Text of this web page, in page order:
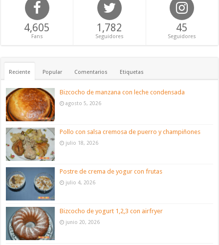
4,605
Fans
1,782
Seguidores
45
Seguidores
Reciente Popular Comentarios Etiquetas
Bizcocho de manzana con leche condensada
agosto 5, 2026
Pollo con salsa cremosa de puerro y champiñones
julio 18, 2026
Postre de crema de yogur con frutas
julio 4, 2026
Bizcocho de yogurt 1,2,3 con airfryer
junio 20, 2026